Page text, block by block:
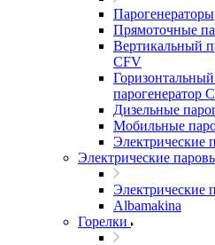
Парогенераторы
Прямоточные
Вертикальный
CFV
парогенератор
Дизельные
Мобильные
Электрические
Электрические
Электрические
Albamakina
Горелки